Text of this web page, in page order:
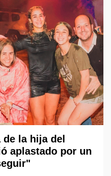
la hija del
aplastado por un